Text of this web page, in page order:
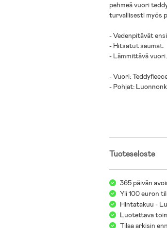
pehmeä vuori
turvallisesti myös
- Vedenpitävät
- Hitsatut saumat.
- Lämmittävä vuori.
- Vuori:
- Pohjat:
Tuoteseloste
365 päivän
Yli 100 euron
Hintatakuu -
Luotettava
Tilaa arkisin